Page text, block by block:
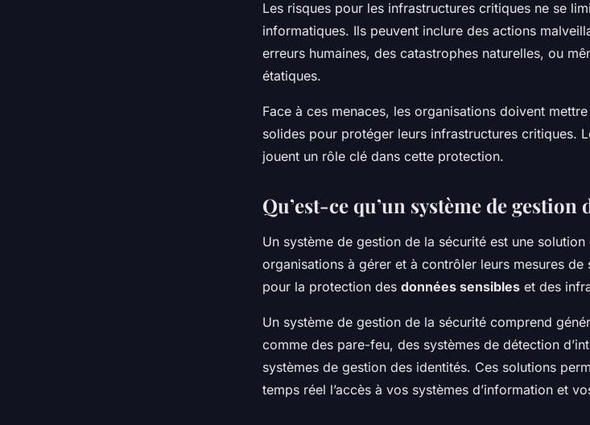
Les risques pour les infrastructures critiques ne se
informatiques. Ils peuvent inclure des actions
erreurs humaines, des catastrophes naturelles, ou
étatiques.
Face à ces menaces, les organisations doivent
solides pour protéger leurs infrastructures critiques.
jouent un rôle clé dans cette protection.
Qu’est-ce qu’un système de gestion
Un système de gestion de la sécurité est une
organisations à gérer et à contrôler leurs mesures de
pour la protection des données sensibles et des
Un système de gestion de la sécurité comprend
comme des pare-feu, des systèmes de détection
systèmes de gestion des identités. Ces solutions
temps réel l’accès à vos systèmes d’information et